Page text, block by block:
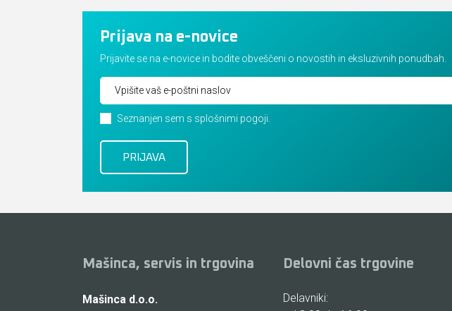
Prijava na e-novice
Prijavite se na e-novice in bodite obveščeni o novostih in eksluzivnih ponudbah.
Seznanjen sem s splošnimi pogoji.
Mašinca, servis in trgovina
Mašinca d.o.o.
Delovni čas trgovine
Delavniki: